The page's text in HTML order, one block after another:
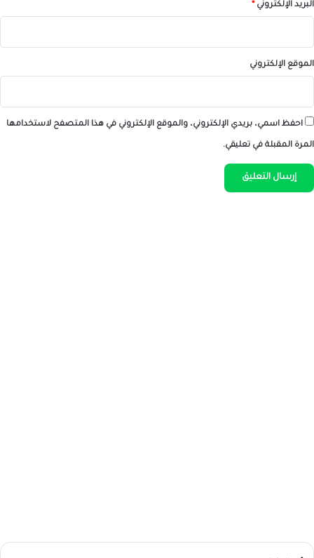
البريد الإلكتروني *
الموقع الإلكتروني
احفظ اسمي، بريدي الإلكتروني، والموقع الإلكتروني في هذا المتصفح لاستخدامها
المرة المقبلة في تعليقي.